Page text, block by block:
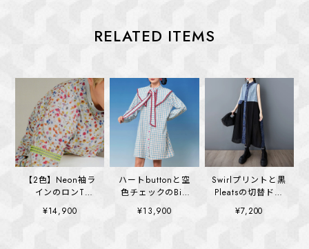
RELATED ITEMS
【2色】Neon袖ラ
インのロンT
(kai1355)
¥14,900
ハートbuttonと空
色チェックのBig
collar ワンピース
(kai1328)
¥13,900
Swirlプリントと黒
Pleatsの切替ドレ
ス (kai1390)
¥7,200